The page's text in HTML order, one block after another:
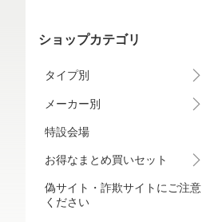
ショップカテゴリ
タイプ別
メーカー別
特設会場
お得なまとめ買いセット
偽サイト・詐欺サイトにご注意
ください